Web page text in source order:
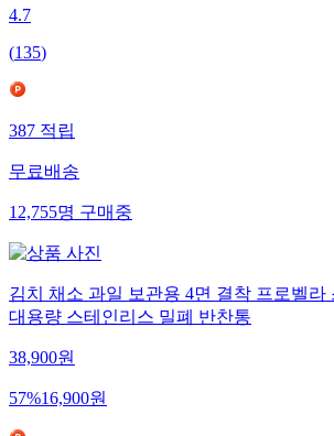
4.7
(135)
387적립
무료배송
12,755명구매중
김치 채소 과일 보관용 4면 결착 프로벨라
대용량 스테인리스 밀폐 반찬통
38,900원
57%16,900원